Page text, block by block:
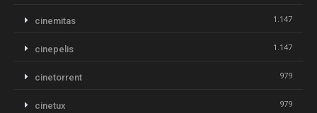
cinemitas 1.147
cinepelis 1.147
cinetorrent 979
cinetux 979